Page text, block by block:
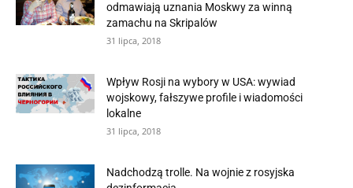
odmawiają uznania Moskwy za winną
zamachu na Skripalów
31 lipca, 2018
Wpływ Rosji na wybory w USA: wywiad
wojskowy, fałszywe profile i wiadomości
lokalne
31 lipca, 2018
Nadchodzą trolle. Na wojnie z rosyjska